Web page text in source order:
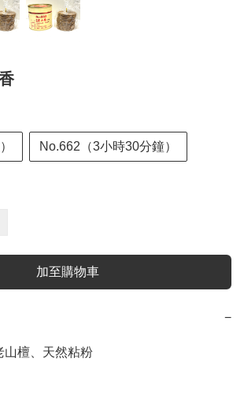
No.662（3小時30分鐘）
加至購物車
−
山檀、天然粘粉